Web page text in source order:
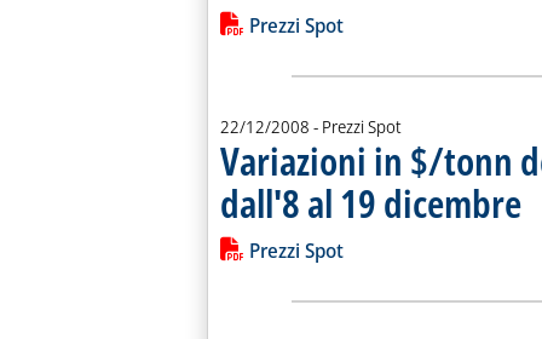
Leggi tutta la notizia: 'Variazioni in
Lista allegati PDF alla notizia
Prezzi Spot
22/12/2008 - Prezzi Spot
Variazioni in $/tonn
dall'8 al 19 dicembre .
Leggi tutta la notizia: 'Variazioni in
Lista allegati PDF alla notizia
Prezzi Spot